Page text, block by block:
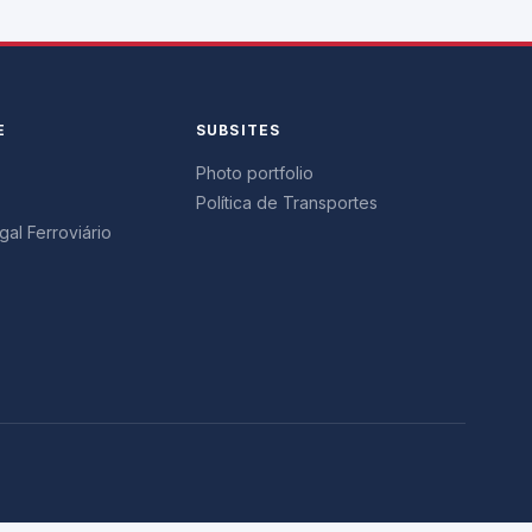
Ferroviário
SUBSITES
Photo portfolio
Política de Transportes